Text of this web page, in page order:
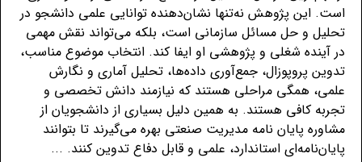
است. این پژوهش نه‌تنها نشان‌دهنده توانایی علمی دانشجو در
تحلیل و حل مسائل سازمانی است، بلکه می‌تواند نقش مهمی
در آینده شغلی و پژوهشی او ایفا کند. انتخاب موضوع مناسب،
تدوین پروپوزال، جمع‌آوری داده‌ها، تحلیل آماری و نگارش
علمی، همگی مراحلی هستند که نیازمند دانش تخصصی و
تجربه کافی هستند. به همین دلیل بسیاری از دانشجویان از
مشاوره پایان نامه مدیریت صنعتی بهره می‌گیرند تا بتوانند
پایان‌نامه‌ای استاندارد، علمی و قابل دفاع تدوین کنند. ...